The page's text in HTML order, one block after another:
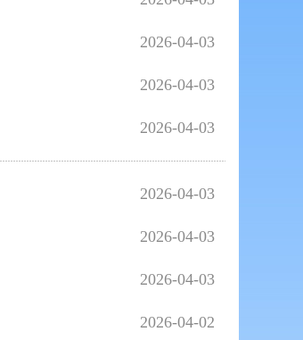
2026-04-03
2026-04-03
2026-04-03
2026-04-03
2026-04-03
2026-04-03
2026-04-02